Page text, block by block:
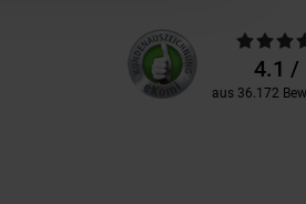
Unsere
Kundenbewertungen
Bewertungen
4.1 /
aus 36.172